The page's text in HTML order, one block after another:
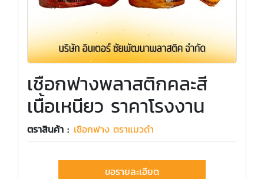
เชือกฟางพลาสติกคละสี
เนื้อเหนียว ราคาโรงงาน
ตราสินค้า : เชือกฟาง ตราแมวดำ
ขอรายละเอียด